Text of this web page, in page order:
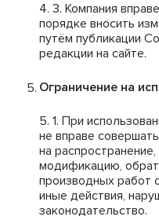
Компания
порядке вносить
путём публикации
редакции на сайте.
Ограничение на
При
не вправе
на
модификацию,
производных работ
иные действия,
законодательство.